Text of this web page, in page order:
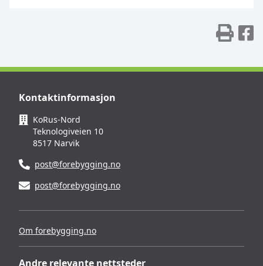
Kontaktinformasjon
KoRus-Nord
Teknologiveien 10
8517 Narvik
post@forebygging.no
post@forebygging.no
Om forebygging.no
Andre relevante nettsteder